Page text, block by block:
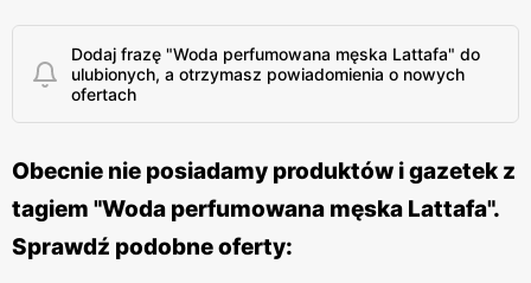
Dodaj frazę "Woda perfumowana męska Lattafa" do
ulubionych, a otrzymasz powiadomienia o nowych
ofertach
Obecnie nie posiadamy produktów i gazetek z
tagiem "Woda perfumowana męska Lattafa".
Sprawdź podobne oferty: